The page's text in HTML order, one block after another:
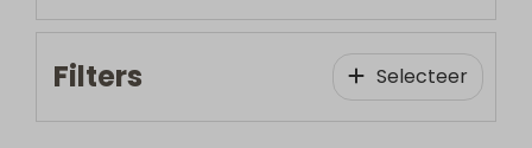
Filters Selecteer